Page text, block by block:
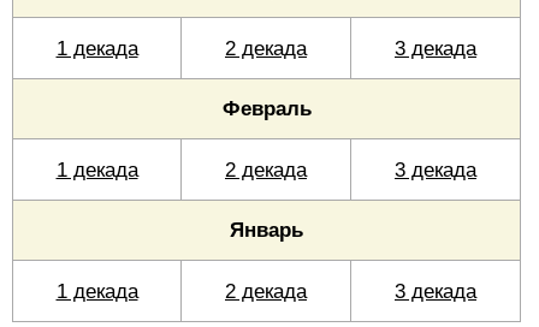
1 декада 2 декада 3 декада
Февраль
1 декада 2 декада 3 декада
Январь
1 декада 2 декада 3 декада